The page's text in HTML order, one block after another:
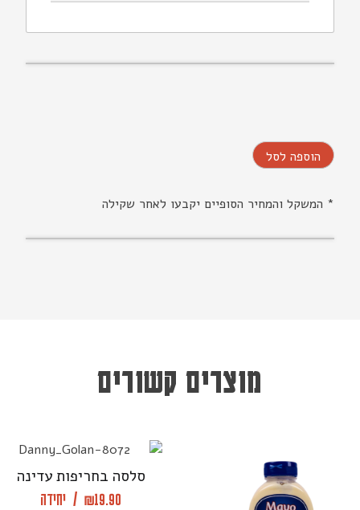
הוספה לסל
* המשקל והמחיר הסופיים יקבעו לאחר שקילה
מוצרים קשורים
סלסה בחריפות עדינה
₪19.90
/ יחידה